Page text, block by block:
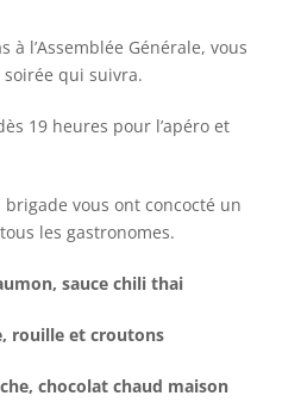
à l’Assemblée Générale, vous
qui suivra.
19 heures pour l’apéro et
vous ont concocté un
les gastronomes.
sauce chili thai
rouille et croutons
chocolat chaud maison